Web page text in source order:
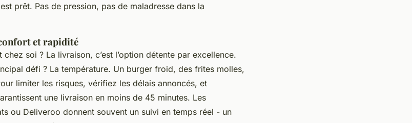
prêt. Pas de pression, pas de maladresse dans la
et rapidité
soi ? La livraison, c’est l’option détente par excellence.
défi ? La température. Un burger froid, des frites molles,
limiter les risques, vérifiez les délais annoncés, et
une livraison en moins de 45 minutes. Les
ou Deliveroo donnent souvent un suivi en temps réel - un